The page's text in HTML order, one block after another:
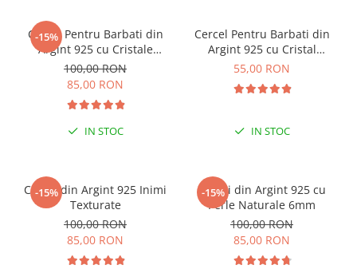
-15%
Cercei Pentru Barbati din
Argint 925 cu Cristale
Zirconia Patrate de 5mm
100,00 RON
85,00 RON
IN STOC
Cercel Pentru Barbati din
Argint 925 cu Cristal
Zirconia Argintiu
55,00 RON
IN STOC
-15%
Cercei din Argint 925 Inimi
Texturate
100,00 RON
85,00 RON
-15%
Cercei din Argint 925 cu
Perle Naturale 6mm
100,00 RON
85,00 RON